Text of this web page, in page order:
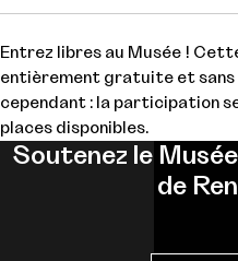
Entrez libres au Musée !
entièrement gratuite et
cependant : la participation
places disponibles.
Soutenez le
de